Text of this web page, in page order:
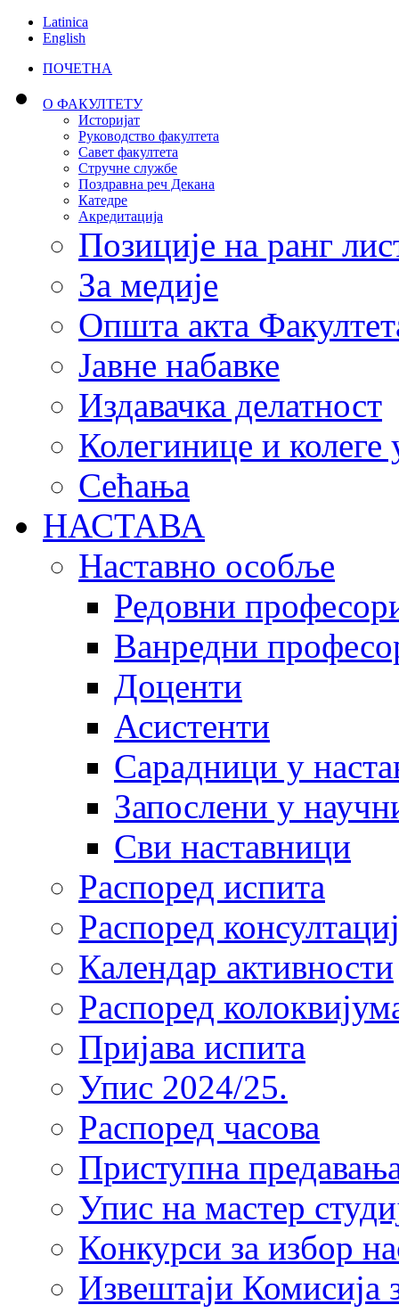
Latinica
English
ПОЧЕТНА
О ФАКУЛТЕТУ
Историјат
Руководство факултета
Савет факултета
Стручне службе
Поздравна реч Декана
Катедре
Акредитација
Позиције на ранг
За медије
Општа акта
Јавне набавке
Издавачка делатност
Колегинице и колеге
Сећања
НАСТАВА
Наставно особље
Редовни
Ванредни
Доценти
Асистенти
Сарадници у
Запослени у
Сви наставници
Распоред испита
Распоред
Календар активности
Распоред
Пријава испита
Упис 2024/25.
Распоред часова
Приступна
Упис на мастер
Конкурси за избор
Извештаји Комисија